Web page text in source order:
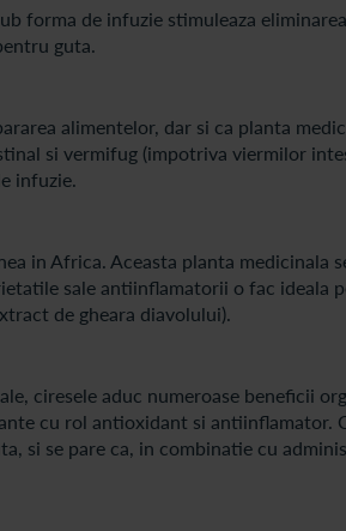
forma de infuzie stimuleaza
guta.
alimentelor, dar si ca planta
si vermifug (impotriva viermilor
infuzie.
in Africa. Aceasta planta medicinala
sale antiinflamatorii o fac ideala
de gheara diavolului).
ciresele aduc numeroase beneficii
cu rol antioxidant si antiinflamator.
si se pare ca, in combinatie cu